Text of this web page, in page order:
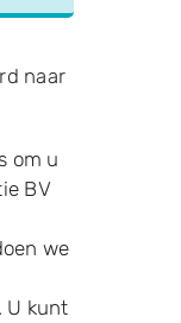
naar
om u
BV
we
U kunt